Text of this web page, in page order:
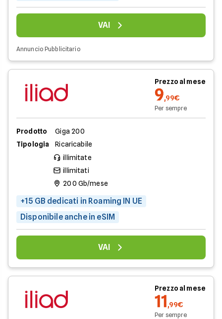
VAI
Annuncio Pubblicitario
Prezzo al mese
9,99€
Per sempre
Prodotto
Giga 200
Tipologia
Ricaricabile
illimitate
illimitati
200 Gb/mese
+15 GB dedicati in Roaming IN UE
Disponibile anche in eSIM
VAI
Prezzo al mese
11,99€
Per sempre